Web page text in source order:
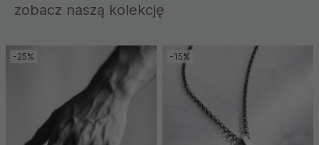
zobacz naszą kolekcję
-25% -15%